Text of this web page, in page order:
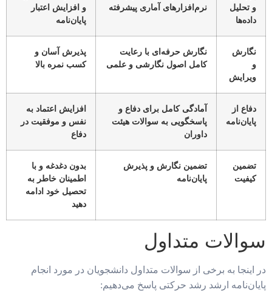
و تحلیل
داده‌ها
نرم‌افزارهای آماری پیشرفته
و افزایش اعتبار
پایان‌نامه
نگارش
و
ویرایش
نگارش حرفه‌ای با رعایت
کامل اصول نگارشی و علمی
پذیرش آسان و
کسب نمره بالا
دفاع از
پایان‌نامه
آمادگی کامل برای دفاع و
پاسخگویی به سوالات هیئت
داوران
افزایش اعتماد به
نفس و موفقیت در
دفاع
تضمین
کیفیت
تضمین نگارش و پذیرش
پایان‌نامه
بدون دغدغه و با
اطمینان خاطر به
تحصیل خود ادامه
دهید
سوالات متداول
در اینجا به برخی از سوالات متداول دانشجویان در مورد انجام
پایان‌نامه ارشد رشد حرکتی پاسخ می‌دهیم: